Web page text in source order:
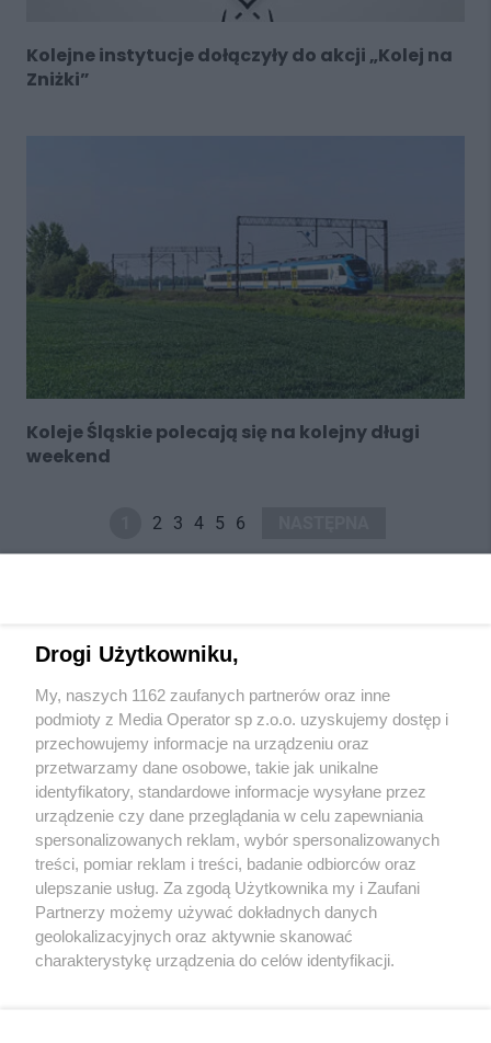
Kolejne instytucje dołączyły do akcji „Kolej na
Zniżki”
Koleje Śląskie polecają się na kolejny długi
weekend
2 3 4 5 6
Wydawca mediówlokalnych
Nie zapomnij
zapoznać się z:
polityką prywatności regulamin korzystania z portali
Twojemiasto
Piekary Śląskie
Chorzów
Tarnowskie Góry
Skontakuj sięz nami
Kontakt
Wydawca
Redakcja
Drogi Użytkowniku,
My, naszych 1162 zaufanych partnerów oraz inne
podmioty z Media Operator sp z.o.o. uzyskujemy dostęp i
przechowujemy informacje na urządzeniu oraz
przetwarzamy dane osobowe, takie jak unikalne
identyfikatory, standardowe informacje wysyłane przez
urządzenie czy dane przeglądania w celu zapewniania
spersonalizowanych reklam, wybór spersonalizowanych
treści, pomiar reklam i treści, badanie odbiorców oraz
ulepszanie usług. Za zgodą Użytkownika my i Zaufani
Partnerzy możemy używać dokładnych danych
geolokalizacyjnych oraz aktywnie skanować
charakterystykę urządzenia do celów identyfikacji.